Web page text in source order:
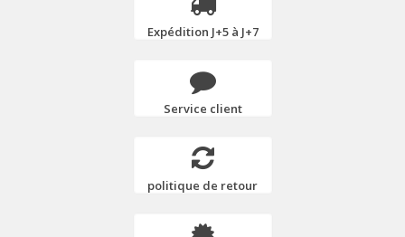
Expédition J+5 à J+7
Service client
politique de retour